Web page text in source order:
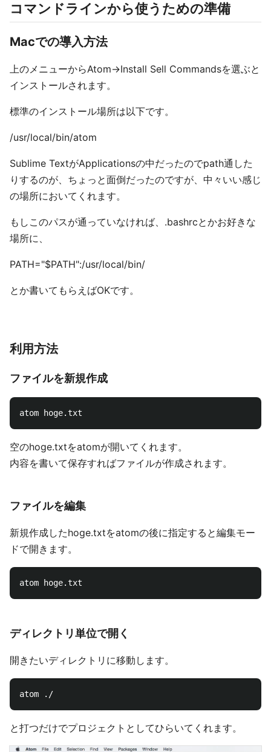
コマンドラインから使うための準備
Macでの導入方法
上のメニューからAtom->Install Sell Commandsを選ぶと
インストールされます。
標準のインストール場所は以下です。
/usr/local/bin/atom
Sublime TextがApplicationsの中だったのでpath通した
りするのが、ちょっと面倒だったのですが、中々いい感じ
の場所においてくれます。
もしこのパスが通っていなければ、.bashrcとかお好きな
場所に、
PATH="$PATH":/usr/local/bin/
とか書いてもらえばOKです。
利用方法
ファイルを新規作成
空のhoge.txtをatomが開いてくれます。
内容を書いて保存すればファイルが作成されます。
ファイルを編集
新規作成したhoge.txtをatomの後に指定すると編集モー
ドで開きます。
ディレクトリ単位で開く
開きたいディレクトリに移動します。
と打つだけでプロジェクトとしてひらいてくれます。